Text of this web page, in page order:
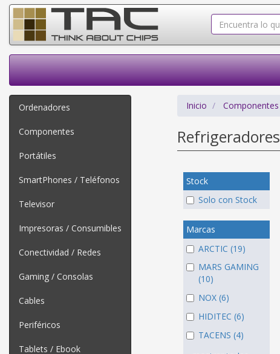
Ordenadores
Componentes
Portátiles
SmartPhones / Teléfonos
Televisor
Impresoras / Consumibles
Conectividad / Redes
Gaming / Consolas
Cables
Periféricos
Tablets / Ebook
Inicio Componentes
Refrigeradores
Stock
Solo con Stock
Marcas
ARCTIC (19)
MARS GAMING
(10)
NOX (6)
HIDITEC (6)
TACENS (4)